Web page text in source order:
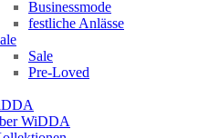
Businessmode
festliche Anlässe
Sale
Pre-Loved
WiDDA